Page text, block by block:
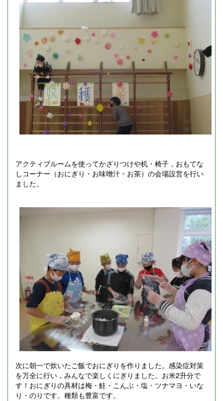
アクティブルームを使ってかざりつけや机・椅子，おもてな
しコーナー（おにぎり・お味噌汁・お茶）の会場設営を行い
ました。
次に朝一で炊いたご飯でおにぎりを作りました。感染症対策
を万全に行い，みんなで楽しくにぎりました。お米2升分で
す！おにぎりの具材は梅・鮭・こんぶ・塩・ツナマヨ・いな
り・のりです。種類も豊富です。